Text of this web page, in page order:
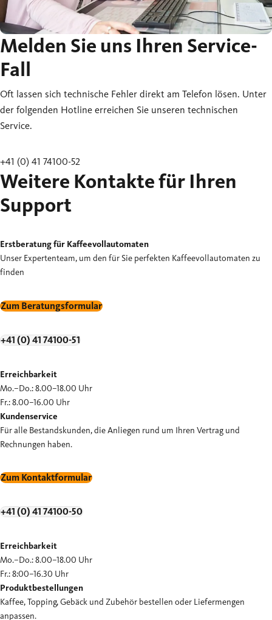
Melden Sie uns Ihren Service-
Fall
Oft lassen sich technische Fehler direkt am Telefon lösen. Unter
der folgenden Hotline erreichen Sie unseren technischen
Service.
+41 (0) 41 74100-52
Weitere Kontakte für Ihren
Support
Erstberatung für Kaffeevollautomaten
Unser Expertenteam, um den für Sie perfekten Kaffeevollautomaten zu
finden
Zum Beratungsformular
+41 (0) 41 74100-51
Erreichbarkeit
Mo.–Do.: 8.00–18.00 Uhr
Fr.: 8.00–16.00 Uhr
Kundenservice
Für alle Bestandskunden, die Anliegen rund um Ihren Vertrag und
Rechnungen haben.
Zum Kontaktformular
+41 (0) 41 74100-50
Erreichbarkeit
Mo.–Do.: 8.00–18.00 Uhr
Fr.: 8:00–16.30 Uhr
Produktbestellungen
Kaffee, Topping, Gebäck und Zubehör bestellen oder Liefermengen
anpassen.